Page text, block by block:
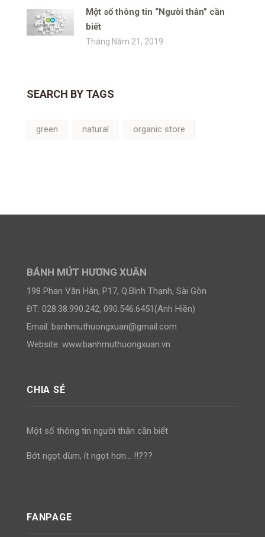
Một số thông tin “Người thân” cần
biết
Tháng Năm 21, 2019
SEARCH BY TAGS
green natural organic store
BÁNH MỨT HƯƠNG XUÂN
198 Phan Văn Hân, P17, Q.Bình Thạnh, Sài Gòn
ĐT: 028.38.990.242, 090.546.6451(Anh Hiền)
Email: banhmuthuongxuan@gmail.com
Website: www.banhmuthuongxuan.vn
CHIA SẺ
Một số thông tin người thân cần biết
Bớt ngọt dùm, ít ngọt hơn… !!???
FANPAGE